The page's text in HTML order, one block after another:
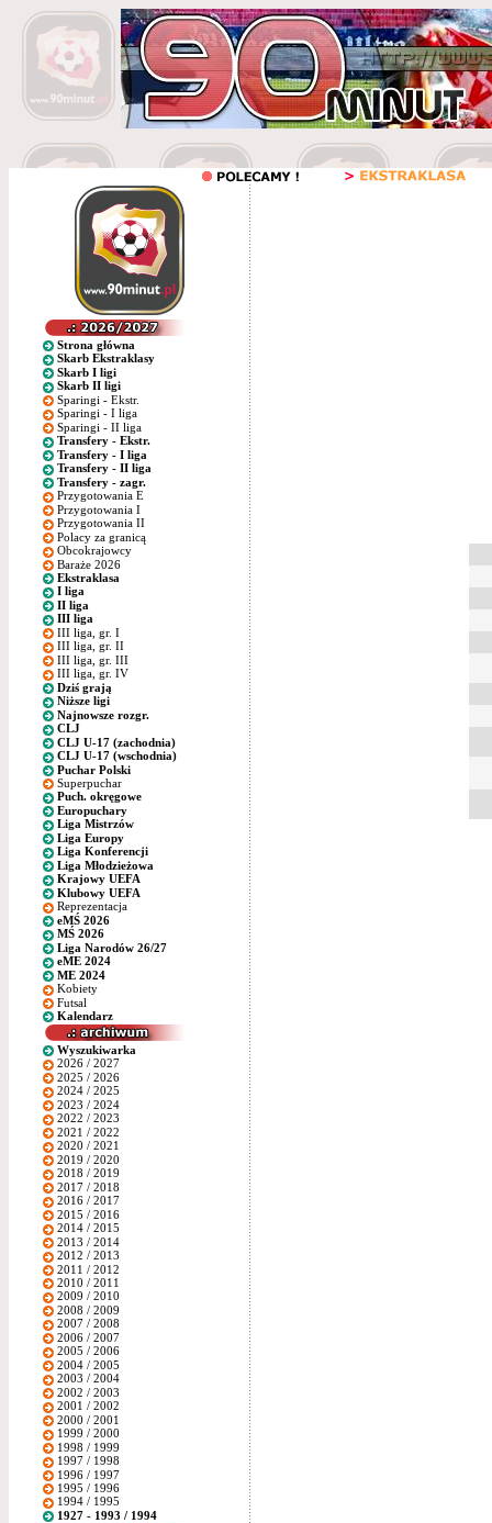
Strona główna
Skarb Ekstraklasy
Skarb I ligi
Skarb II ligi
Sparingi - Ekstr.
Sparingi - I liga
Sparingi - II liga
Transfery - Ekstr.
Transfery - I liga
Transfery - II liga
Transfery - zagr.
Przygotowania E
Przygotowania I
Przygotowania II
Polacy za granicą
Obcokrajowcy
Baraże 2026
Ekstraklasa
I liga
II liga
III liga
III liga, gr. I
III liga, gr. II
III liga, gr. III
III liga, gr. IV
Dziś grają
Niższe ligi
Najnowsze rozgr.
CLJ
CLJ U-17 (zachodnia)
CLJ U-17 (wschodnia)
Puchar Polski
Superpuchar
Puch. okręgowe
Europuchary
Liga Mistrzów
Liga Europy
Liga Konferencji
Liga Młodzieżowa
Krajowy UEFA
Klubowy UEFA
Reprezentacja
eMŚ 2026
MŚ 2026
Liga Narodów 26/27
eME 2024
ME 2024
Kobiety
Futsal
Kalendarz
Wyszukiwarka
2026 / 2027
2025 / 2026
2024 / 2025
2023 / 2024
2022 / 2023
2021 / 2022
2020 / 2021
2019 / 2020
2018 / 2019
2017 / 2018
2016 / 2017
2015 / 2016
2014 / 2015
2013 / 2014
2012 / 2013
2011 / 2012
2010 / 2011
2009 / 2010
2008 / 2009
2007 / 2008
2006 / 2007
2005 / 2006
2004 / 2005
2003 / 2004
2002 / 2003
2001 / 2002
2000 / 2001
1999 / 2000
1998 / 1999
1997 / 1998
1996 / 1997
1995 / 1996
1994 / 1995
1927 - 1993 / 1994